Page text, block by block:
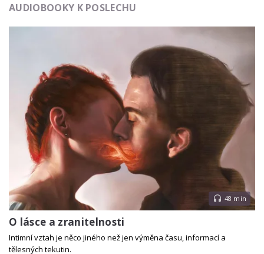
AUDIOBOOKY K POSLECHU
48 min
O lásce a zranitelnosti
Intimní vztah je něco jiného než jen výměna času, informací a
tělesných tekutin.